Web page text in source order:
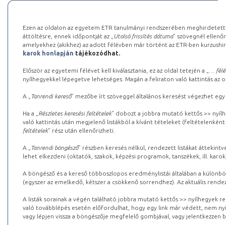
Ezen az oldalon az egyetem ETR tanulmányi rendszerében
áttöltésre, ennek időpontját az „ Utolsó frissítés dátuma” szövegnél
amelyekhez (akikhez) az adott félévben már történt az ETR-ben
karok honlapján tájékozódhat.
Először az egyetemi félévet kell kiválasztania, ez az oldal tetején a „
…
nyílhegyekkel lépegetve lehetséges. Magán a feliraton való kattintás az
A „ Tanrendi kereső” mezőbe írt szöveggel általános keresést végezhet
Ha a „ Részletes keresési feltételek” dobozt a jobbra mutató kettős >>
való kattintás után megjelenő listákból a kívánt tételeket (feltételenként
feltételek” rész után ellenőrizheti.
A „ Tanrendi böngésző” részben keresés nélkül, rendezett listákat
lehet elkezdeni (oktatók, szakok, képzési programok, tanszékek, ill.
A böngésző és a kereső többoszlopos eredménylistái általában a
(egyszer az emelkedő, kétszer a csökkenő sorrendhez). Az aktuális
A listák sorainak a végén található jobbra mutató kettős >> nyílhegyek
való továbblépés esetén előfordulhat, hogy egy link már védett, nem
vagy lépjen vissza a böngészője megfelelő gombjával, vagy